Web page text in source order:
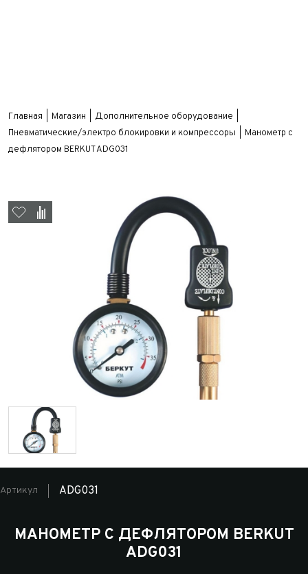
Главная Магазин
Дополнительное оборудование
Пневматические/электро блокировки и компрессоры
Манометр с
дефлятором BERKUT ADG031
Артикул ADG031
МАНОМЕТР С ДЕФЛЯТОРОМ BERKUT
ADG031